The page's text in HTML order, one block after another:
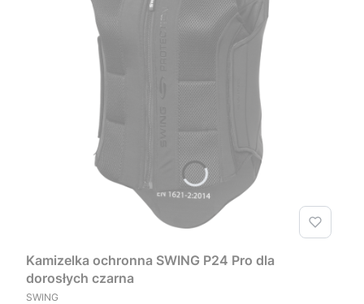
Kamizelka ochronna SWING P24 Pro dla
dorosłych czarna
PRODUCENT
SWING